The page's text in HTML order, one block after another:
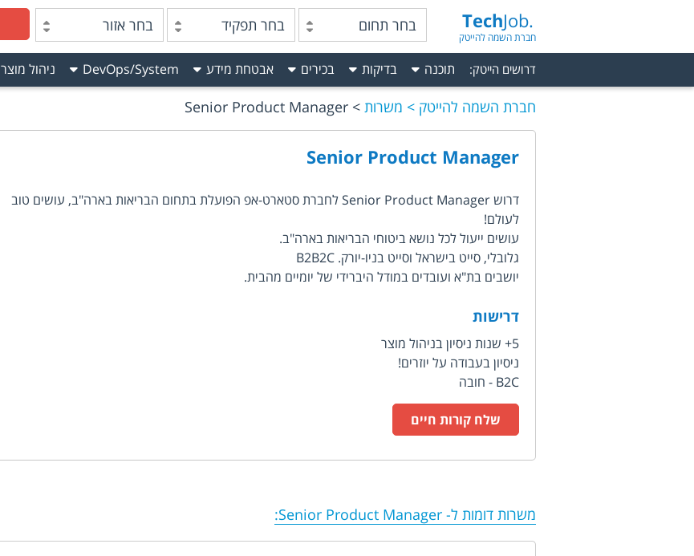
TechJob.
חברת השמה להייטק
בחר תחום בחר תפקיד בחר אזור
דרושים הייטק: תוכנה בדיקות בכירים אבטחת מידע DevOps/System ניהול מוצר
חברת השמה להייטק משרות Senior Product Manager
Senior Product Manager
דרוש Senior Product Manager לחברת סטארט-אפ הפועלת בתחום הבריאות בארה"ב, עושים טוב
לעולם!
עושים ייעול לכל נושא ביטוחי הבריאות בארה"ב.
גלובלי, סייט בישראל וסייט בניו-יורק. B2B2C
יושבים בת"א ועובדים במודל היברידי של יומיים מהבית.
דרישות
5+ שנות ניסיון בניהול מוצר
ניסיון בעבודה על יוזרים!
B2C - חובה
שלח קורות חיים
משרות דומות ל- Senior Product Manager
: